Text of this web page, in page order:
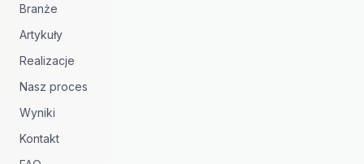
Branże
Artykuły
Realizacje
Nasz proces
Wyniki
Kontakt